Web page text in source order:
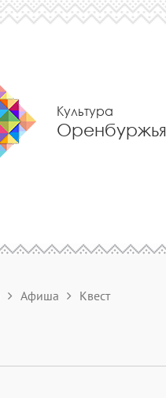
Культура
Оренбуржья
Афиша Квест